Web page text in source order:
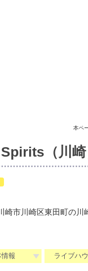
本ペ
（川崎
崎市川崎区東田町の川
報 ライブハ